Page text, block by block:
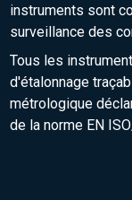
instruments sont
surveillance des
Tous les
d'étalonnage
métrologique
de la norme EN